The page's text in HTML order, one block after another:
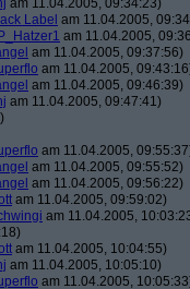
am 11.04.2005, 09:34:23)
Label am 11.04.2005,
am 11.04.2005,
am 11.04.2005, 09:37:56)
am 11.04.2005,
am 11.04.2005, 09:46:39)
am 11.04.2005, 09:47:41)
am 11.04.2005,
am 11.04.2005, 09:55:52)
am 11.04.2005, 09:56:22)
am 11.04.2005, 09:59:02)
am 11.04.2005,
am 11.04.2005, 10:04:55)
am 11.04.2005, 10:05:10)
am 11.04.2005,